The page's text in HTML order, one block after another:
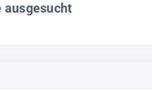
ausgesucht